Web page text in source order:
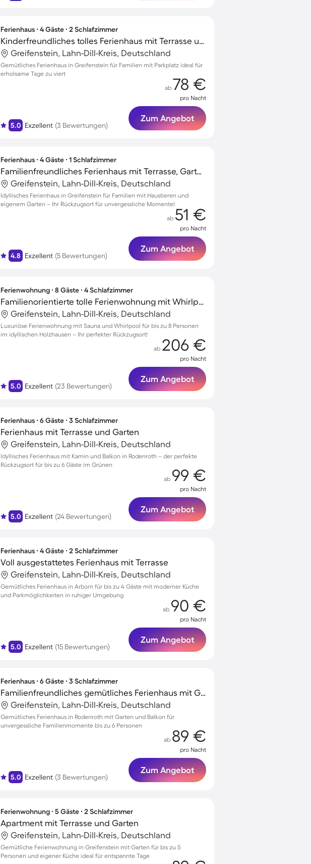
Ferienhaus ∙ 4 Gäste ∙ 2 Schlafzimmer
Kinderfreundliches tolles Ferienhaus mit Terrasse und Grill
Greifenstein, Lahn-Dill-Kreis, Deutschland
Gemütliches Ferienhaus in Greifenstein für Familien mit Parkplatz ideal für
erholsame Tage zu viert
5.0 Exzellent (3 Bewertungen)
ab 78 €
pro Nacht
Zum Angebot
Ferienhaus ∙ 4 Gäste ∙ 1 Schlafzimmer
Familienfreundliches Ferienhaus mit Terrasse, Garten und Grill | Haustiere erlaubt
Greifenstein, Lahn-Dill-Kreis, Deutschland
Idyllisches Ferienhaus in Greifenstein für Familien mit Haustieren und
eigenem Garten – Ihr Rückzugsort für unvergessliche Momente!
4.8 Exzellent (5 Bewertungen)
ab 51 €
pro Nacht
Zum Angebot
Ferienwohnung ∙ 8 Gäste ∙ 4 Schlafzimmer
Familienorientierte tolle Ferienwohnung mit Whirlpool, Terrasse und Sauna | Naturblick | Perfekt für die Arbeit von Zuhause
Greifenstein, Lahn-Dill-Kreis, Deutschland
Luxuriöse Ferienwohnung mit Sauna und Whirlpool für bis zu 8 Personen
im idyllischen Holzhausen – Ihr perfekter Rückzugsort!
5.0 Exzellent (23 Bewertungen)
ab 206 €
pro Nacht
Zum Angebot
Ferienhaus ∙ 6 Gäste ∙ 3 Schlafzimmer
Ferienhaus mit Terrasse und Garten
Greifenstein, Lahn-Dill-Kreis, Deutschland
Idyllisches Ferienhaus mit Kamin und Balkon in Rodenroth – der perfekte
Rückzugsort für bis zu 6 Gäste im Grünen
5.0 Exzellent (24 Bewertungen)
ab 99 €
pro Nacht
Zum Angebot
Ferienhaus ∙ 4 Gäste ∙ 2 Schlafzimmer
Voll ausgestattetes Ferienhaus mit Terrasse
Greifenstein, Lahn-Dill-Kreis, Deutschland
Gemütliches Ferienhaus in Arborn für bis zu 4 Gäste mit moderner Küche
und Parkmöglichkeiten in ruhiger Umgebung
5.0 Exzellent (15 Bewertungen)
ab 90 €
pro Nacht
Zum Angebot
Ferienhaus ∙ 6 Gäste ∙ 3 Schlafzimmer
Familienfreundliches gemütliches Ferienhaus mit Grill, Terrasse und Garten
Greifenstein, Lahn-Dill-Kreis, Deutschland
Gemütliches Ferienhaus in Rodenroth mit Garten und Balkon für
unvergessliche Familienmomente bis zu 6 Personen
5.0 Exzellent (3 Bewertungen)
ab 89 €
pro Nacht
Zum Angebot
Ferienwohnung ∙ 5 Gäste ∙ 2 Schlafzimmer
Apartment mit Terrasse und Garten
Greifenstein, Lahn-Dill-Kreis, Deutschland
Gemütliche Ferienwohnung in Greifenstein mit Garten für bis zu 5
Personen und eigener Küche ideal für entspannte Tage